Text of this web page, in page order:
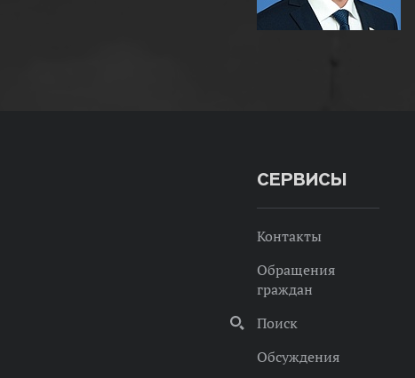
СЕРВИСЫ
Контакты
Обращения
граждан
Поиск
Обсуждения